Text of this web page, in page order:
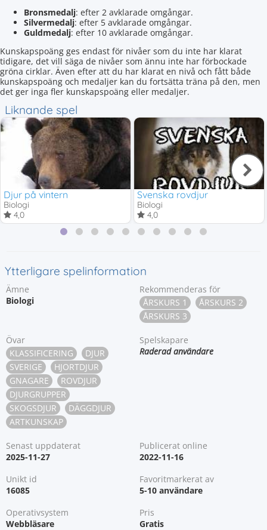
Bronsmedalj: efter 2 avklarade omgångar.
Silvermedalj: efter 5 avklarade omgångar.
Guldmedalj: efter 10 avklarade omgångar.
Kunskapspoäng ges endast för nivåer som du inte har klarat
tidigare, det vill säga de nivåer som ännu inte har förbockade
gröna cirklar. Även efter att du har klarat en nivå och fått både
kunskapspoäng och medaljer kan du fortsätta träna på den, men
det ger inga fler kunskapspoäng eller medaljer.
Liknande spel
Djur på vintern
Biologi
4,0
Svenska rovdjur
Biologi
4,0
Ytterligare spelinformation
Ämne
Biologi
Rekommenderas för
ÅRSKURS 1
ÅRSKURS 2
ÅRSKURS 3
Övar
KLASSIFICERING
DJUR
SVERIGE
HJORTDJUR
GNAGARE
ROVDJUR
DJURGRUPPER
SKOGSDJUR
DÄGGDJUR
ARTKUNSKAP
Spelskapare
Raderad användare
Senast uppdaterat
2025-11-27
Publicerat online
2022-11-16
Unikt id
16085
Favoritmarkerat av
5-10 användare
Operativsystem
Webbläsare
Pris
Gratis